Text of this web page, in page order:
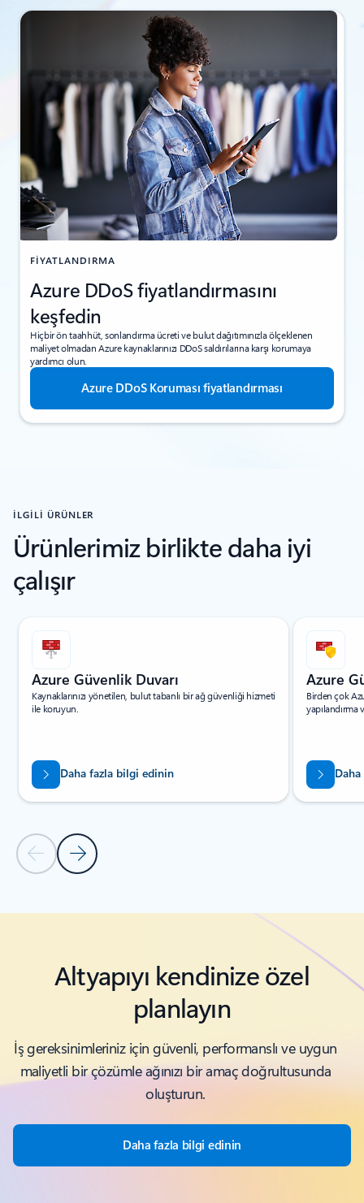
FİYATLANDIRMA
Azure DDoS fiyatlandırmasını
keşfedin
Hiçbir ön taahhüt, sonlandırma ücreti ve bulut dağıtımınızla ölçeklenen
maliyet olmadan Azure kaynaklarınızı DDoS saldırılarına karşı korumaya
yardımcı olun.
Azure DDoS Koruması fiyatlandırması
İLGİLİ ÜRÜNLER
Ürünlerimiz birlikte daha iyi
çalışır
Slayt 1/5 gösteriliyor
Önceki SlaytSonraki Slayt
Azure Güvenlik Duvarı
Kaynaklarınızı yönetilen, bulut tabanlı bir ağ güvenliği hizmeti
ile koruyun.
Daha fazla bilgi edinin
Azure
Birden çok
İLGİLİ ÜRÜN VE HİZMETLER bölümüne dön
Altyapıyı kendinize özel
planlayın
İş gereksinimleriniz için güvenli, performanslı ve uygun
maliyetli bir çözümle ağınızı bir amaç doğrultusunda
oluşturun.
Daha fazla bilgi edinin